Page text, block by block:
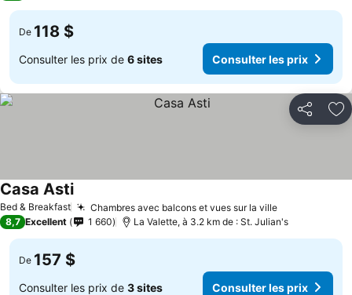
De 118 $
Consulter les prix de 6 sites Consulter les prix
Partager
Bed & Breakfast Chambres avec balcons et vues sur la ville
Casa Asti
8,7 Excellent 1 660 La Valette, à 3.2 km de : St. Julian's
De 157 $
Consulter les prix de 3 sites Consulter les prix